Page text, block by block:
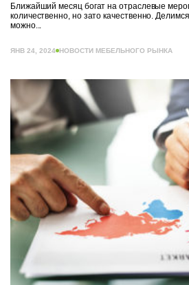
Ближайший месяц богат на отраслевые
количественно, но зато качественно.
можно...
ЯНВ 24, 2024 НОВОСТИ МЕБЕЛЬНОГО РЫНКА